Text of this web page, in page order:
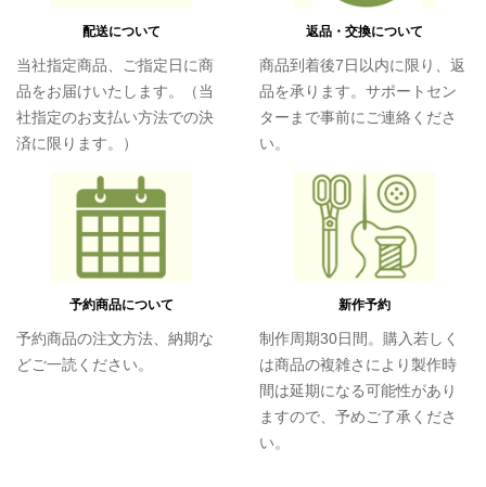
配送について
当社指定商品、ご指定日に商
品をお届けいたします。（当
社指定のお支払い方法での決
済に限ります。）
返品・交換について
商品到着後7日以内に限り、返
品を承ります。サポートセン
ターまで事前にご連絡くださ
い。
予約商品について
予約商品の注文方法、納期な
どご一読ください。
新作予約
制作周期30日間。購入若しく
は商品の複雑さにより製作時
間は延期になる可能性があり
ますので、予めご了承くださ
い。